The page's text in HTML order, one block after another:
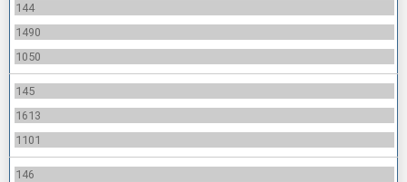
144
1490
1050
145
1613
1101
146